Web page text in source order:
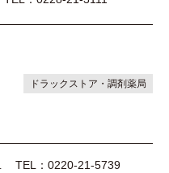
ドラックストア・調剤薬局
TEL：0220-21-5739